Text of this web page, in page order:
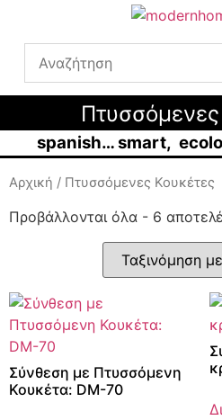
spanish… smart,
Αρχική / Πτυσσόμενες Κουκέτες
Προβάλλονται όλα - 6
Σύνθεση με Πτυσσόμενη
Κουκέτα: DM-70